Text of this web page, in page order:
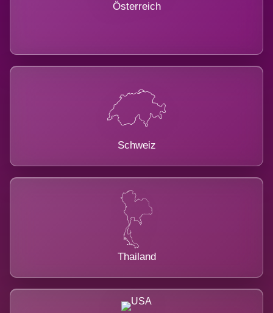
Österreich
Schweiz
Thailand